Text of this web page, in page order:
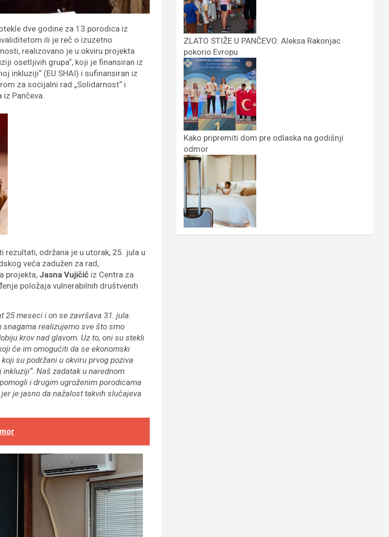
dve godine za 13 porodica iz
ili je reč o izuzetno
realizovano je u okviru projekta
osetljivih grupa“, koji je finansiran iz
inkluziji“ (EU SHAI) i sufinansiran iz
za socijalni rad „Solidarnost“ i
Pančeva.
održana je u utorak, 25. jula u
veća zadužen za rad,
projekta, Jasna Vujičić iz Centra za
položaja vulnerabilnih društvenih
25 meseci i on se završava 31. jula.
snagama realizujemo sve što smo
krov nad glavom. Uz to, oni su stekli
će im omogućiti da se ekonomski
su podržani u okviru prvog poziva
Naš zadatak u narednom
i drugim ugroženim porodicama
je jasno da nažalost takvih slučajeva
ZLATO STIŽE U PANČEVO: Aleksa Rakonjac
pokorio Evropu
Kako pripremiti dom pre odlaska na godišnji
odmor